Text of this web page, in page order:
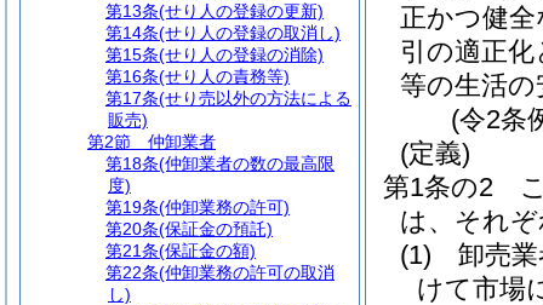
正かつ健
引の適正
等の生活
(令2条
(定義)
第1条の2
は、それ
(1)
卸売
けて市場
第13条(せり人の登録の更新)
第14条(せり人の登録の取消し)
第15条(せり人の登録の消除)
第16条(せり人の責務等)
第17条(せり売以外の方法による
販売)
第2節
仲卸業者
第18条(仲卸業者の数の最高限
度)
第19条(仲卸業務の許可)
第20条(保証金の預託)
第21条(保証金の額)
第22条(仲卸業務の許可の取消
し)